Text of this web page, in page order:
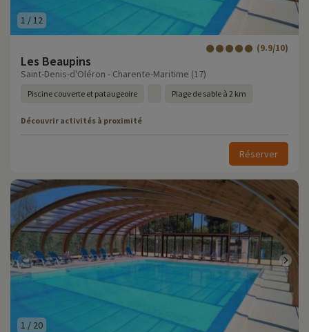
1 /12
Les Beaupins
(9.9/10)
Saint-Denis-d'Oléron - Charente-Maritime (17)
Piscine couverte et pataugeoire Plage de sable à 2 km
Découvrir activités à proximité
Réserver
1 / 20